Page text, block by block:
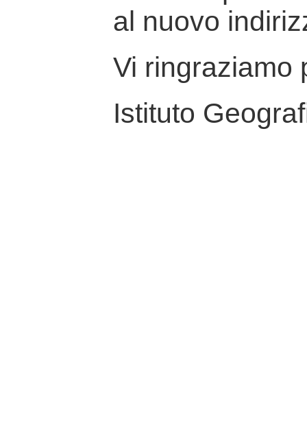
al nuovo
Vi ringraziamo
Istituto